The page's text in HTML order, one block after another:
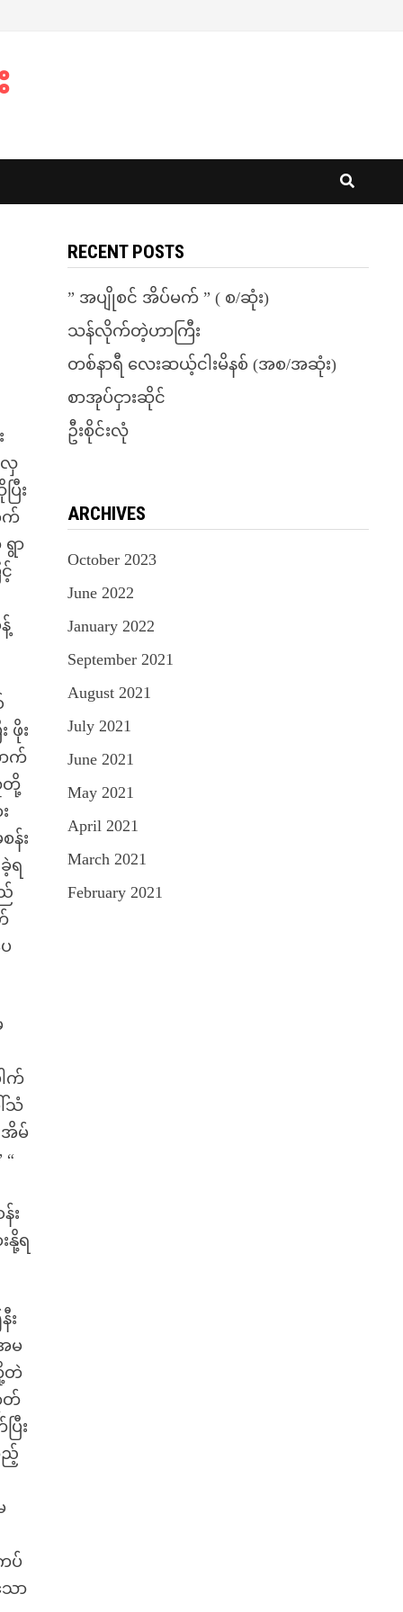
လှ
း
က်
ာ
ဖိုး
က်
တို့
န်း
ရ
က်
သံ
အိမ်
း
နို့ရ
း
မ
တဲ
တ်
ြီး
ည့်
ပ်
ာ
RECENT POSTS
” အပျိုစင် အိပ်မက် ” ( စ/ဆုံး)
သန်လိုက်တဲ့ဟာကြီး
တစ်နာရီ လေးဆယ့်ငါးမိနစ် (အစ/အဆုံး)
စာအုပ်ငှားဆိုင်
ဦးစိုင်းလုံ
ARCHIVES
October 2023
June 2022
January 2022
September 2021
August 2021
July 2021
June 2021
May 2021
April 2021
March 2021
February 2021